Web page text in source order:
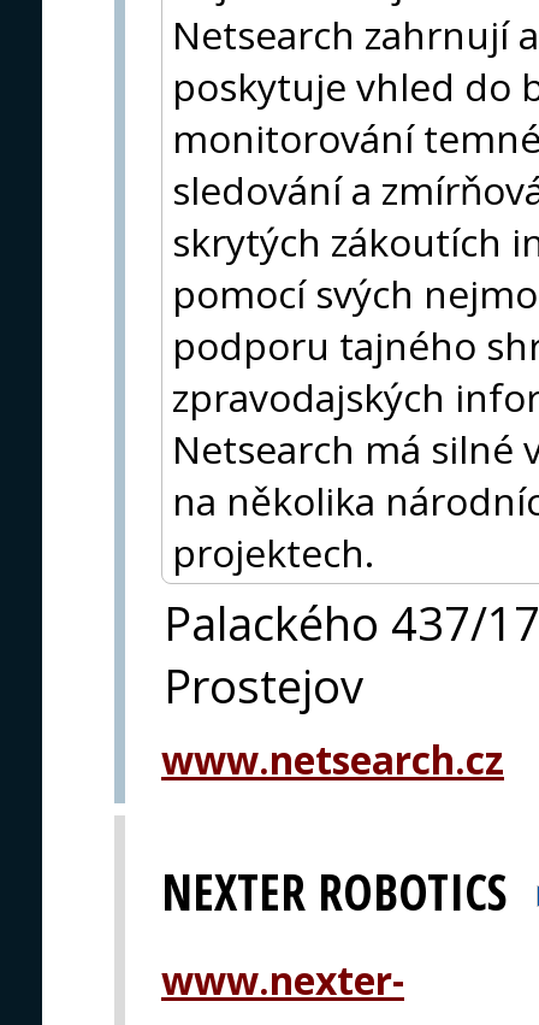
Netsearch zahrnují
poskytuje vhled do
monitorování
sledování a
skrytých zákoutích
pomocí svých
podporu tajného
zpravodajských
Netsearch má silné
na několika
projektech.
Palackého 437/17
Prostejov
www.netsearch.cz
NEXTER ROBOTICS
www.nexter-